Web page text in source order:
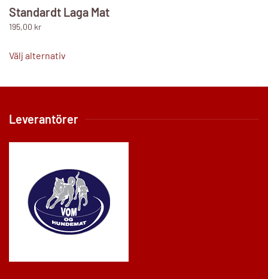
Standardt Laga Mat
195,00 kr
Välj alternativ
har
varianter.
olika
kan
väljas
på
produktsidan
Leverantörer